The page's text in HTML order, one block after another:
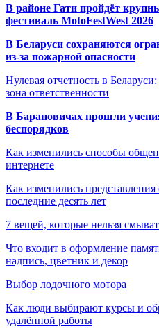
В районе Гати пройдёт
фестиваль MotoFestWest 2026
В Беларуси сохраняются
из-за пожарной опасности
Нулевая отчетность в
зона ответственности
В Барановичах прошли
беспорядков
Как изменились способы
интернете
Как изменились
последние десять лет
7 вещей, которые нельзя
Что входит в оформление
надпись, цветник и декор
Выбор лодочного мотора
Как люди выбирают курсы и
удалённой работы